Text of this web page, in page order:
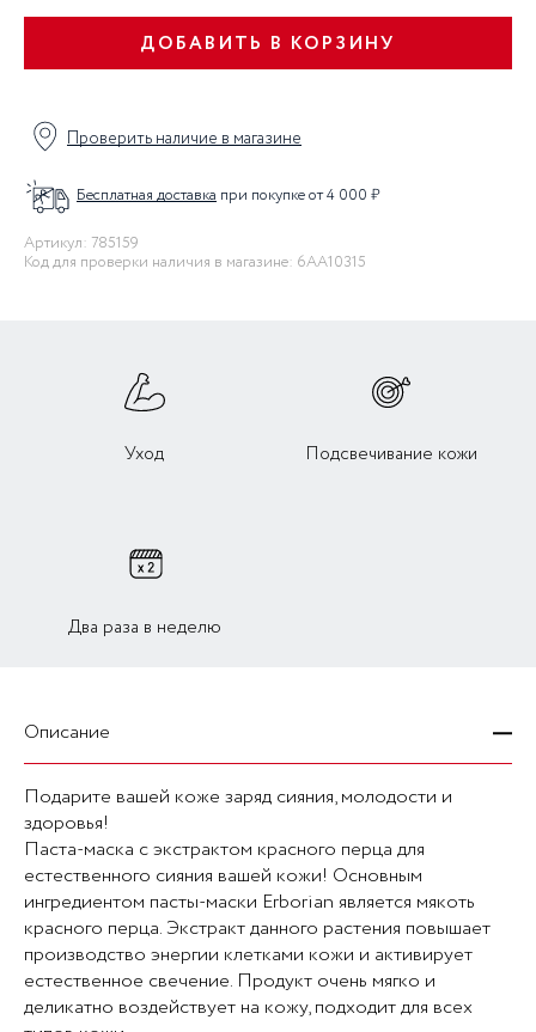
ДОБАВИТЬ В КОРЗИНУ
Проверить наличие в магазине
Бесплатная доставка при покупке от 4 000 ₽
Артикул: 785159
Код для проверки наличия в магазине: 6AA10315
Уход Подсвечивание кожи
Два раза в неделю
Описание
Подарите вашей коже заряд сияния, молодости и
здоровья!
Паста-маска с экстрактом красного перца для
естественного сияния вашей кожи! Основным
ингредиентом пасты-маски Erborian является мякоть
красного перца. Экстракт данного растения повышает
производство энергии клетками кожи и активирует
естественное свечение. Продукт очень мягко и
деликатно воздействует на кожу, подходит для всех